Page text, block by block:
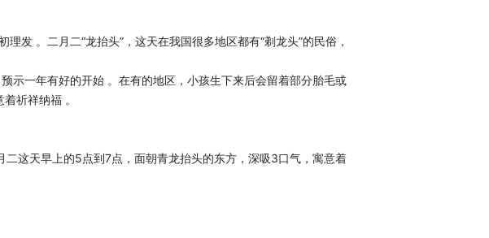
发 。二月二“龙抬头”，这天在我国很多地区都有“剃龙头”的民俗，
示一年有好的开始 。在有的地区，小孩生下来后会留着部分胎毛或
祈祥纳福 。
二这天早上的5点到7点，面朝青龙抬头的东方，深吸3口气，寓意着